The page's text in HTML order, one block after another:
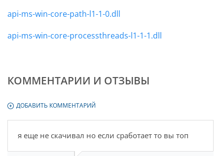
api-ms-win-core-path-l1-1-0.dll
api-ms-win-core-processthreads-l1-1-1.dll
КОММЕНТАРИИ И ОТЗЫВЫ
ДОБАВИТЬ КОММЕНТАРИЙ
я еще не скачивал но если сработает то вы топ